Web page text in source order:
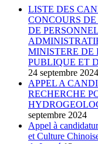
LISTE DES
CONCOURS
DE
MINISTERE DE
PUBLIQUE ET
24 septembre 2024
APPEL A
RECHERCHE
septembre 2024
Appel à
et Culture